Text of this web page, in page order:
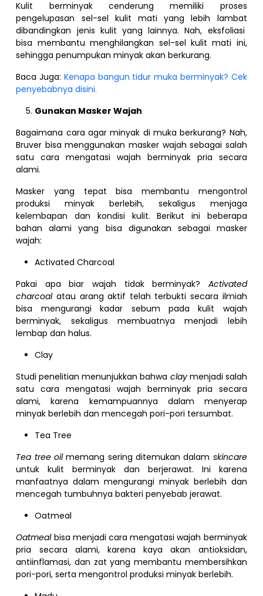
Kulit berminyak cenderung memiliki proses
pengelupasan sel-sel kulit mati yang lebih lambat
dibandingkan jenis kulit yang lainnya. Nah, eksfoliasi
bisa membantu menghilangkan sel-sel kulit mati ini,
sehingga penumpukan minyak akan berkurang.
Baca Juga: Kenapa bangun tidur muka berminyak? Cek
penyebabnya disini.
Gunakan Masker Wajah
Bagaimana cara agar minyak di muka berkurang? Nah,
Bruver bisa menggunakan masker wajah sebagai salah
satu cara mengatasi wajah berminyak pria secara
alami.
Masker yang tepat bisa membantu mengontrol
produksi minyak berlebih, sekaligus menjaga
kelembapan dan kondisi kulit. Berikut ini beberapa
bahan alami yang bisa digunakan sebagai masker
wajah:
Activated Charcoal
Pakai apa biar wajah tidak berminyak? Activated
charcoal atau arang aktif telah terbukti secara ilmiah
bisa mengurangi kadar sebum pada kulit wajah
berminyak, sekaligus membuatnya menjadi lebih
lembap dan halus.
Clay
Studi penelitian menunjukkan bahwa claymenjadi salah
satu cara mengatasi wajah berminyak pria secara
alami, karena kemampuannya dalam menyerap
minyak berlebih dan mencegah pori-pori tersumbat.
Tea Tree
Tea tree oilmemang sering ditemukan dalam skincare
untuk kulit berminyak dan berjerawat. Ini karena
manfaatnya dalam mengurangi minyak berlebih dan
mencegah tumbuhnya bakteri penyebab jerawat.
Oatmeal
Oatmeal bisa menjadi cara mengatasi wajah berminyak
pria secara alami, karena kaya akan antioksidan,
antiinflamasi, dan zat yang membantu membersihkan
pori-pori, serta mengontrol produksi minyak berlebih.